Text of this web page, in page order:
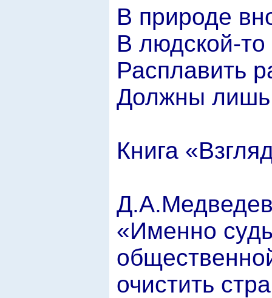
В природе
В людской-то
Расплавить
Должны лишь
Книга
«Именно
очистить